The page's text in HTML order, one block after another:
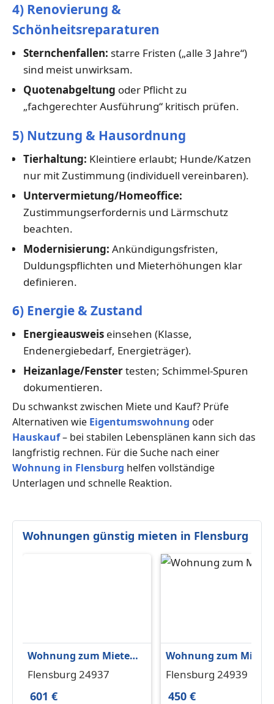
4) Renovierung &
Schönheitsreparaturen
Sternchenfallen: starre Fristen („alle 3 Jahre“)
sind meist unwirksam.
Quotenabgeltung oder Pflicht zu
„fachgerechter Ausführung“ kritisch prüfen.
5) Nutzung & Hausordnung
Tierhaltung: Kleintiere erlaubt; Hunde/Katzen
nur mit Zustimmung (individuell vereinbaren).
Untervermietung/Homeoffice:
Zustimmungserfordernis und Lärmschutz
beachten.
Modernisierung: Ankündigungsfristen,
Duldungspflichten und Mieterhöhungen klar
definieren.
6) Energie & Zustand
Energieausweiseinsehen (Klasse,
Endenergiebedarf, Energieträger).
Heizanlage/Fenstertesten; Schimmel-Spuren
dokumentieren.
Du schwankst zwischen Miete und Kauf? Prüfe
Alternativen wie Eigentumswohnung oder
Hauskauf– bei stabilen Lebensplänen kann sich das
langfristig rechnen. Für die Suche nach einer
Wohnung in Flensburg helfen vollständige
Unterlagen und schnelle Reaktion.
Wohnungen günstig mieten in Flensburg
Wohnung zum Mieten
in Flensburg 601 € 65
Flensburg 24937
601 €
Wohnung zum Mieten
in Flensburg 450 € 40
Flensburg 24939
450 €